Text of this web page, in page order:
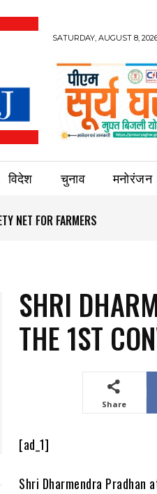
SATURDAY, AUGUST 8,
विदेश चुनाव मनोरंजन
NET FOR FARMERS
SHRI
THE 1ST
Share
[ad_1]
Shri Dharmendra Pradhan